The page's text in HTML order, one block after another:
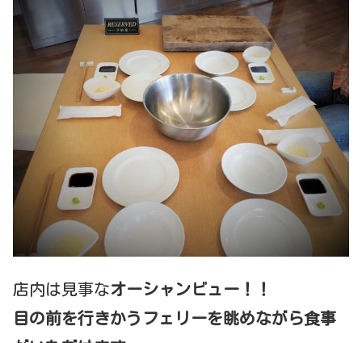
店内は見事なオーシャンビュー！！
目の前を行きかうフェリーを眺めながら食事